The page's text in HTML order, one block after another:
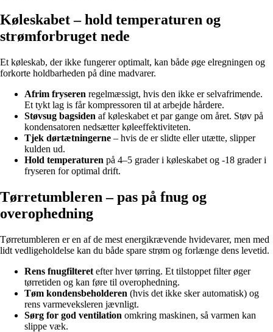
Køleskabet – hold temperaturen og
strømforbruget nede
Et køleskab, der ikke fungerer optimalt, kan både øge elregningen og
forkorte holdbarheden på dine madvarer.
Afrim fryseren regelmæssigt, hvis den ikke er selvafrimende.
Et tykt lag is får kompressoren til at arbejde hårdere.
Støvsug bagsiden af køleskabet et par gange om året. Støv på
kondensatoren nedsætter køleeffektiviteten.
Tjek dørtætningerne – hvis de er slidte eller utætte, slipper
kulden ud.
Hold temperaturen på 4–5 grader i køleskabet og -18 grader i
fryseren for optimal drift.
Tørretumbleren – pas på fnug og
overophedning
Tørretumbleren er en af de mest energikrævende hvidevarer, men med
lidt vedligeholdelse kan du både spare strøm og forlænge dens levetid.
Rens fnugfilteret efter hver tørring. Et tilstoppet filter øger
tørretiden og kan føre til overophedning.
Tøm kondensbeholderen (hvis det ikke sker automatisk) og
rens varmeveksleren jævnligt.
Sørg for god ventilation omkring maskinen, så varmen kan
slippe væk.